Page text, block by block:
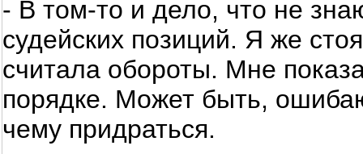
- В том-то и дело, что не
судейских позиций. Я же
считала обороты. Мне
порядке. Может быть,
чему придраться.